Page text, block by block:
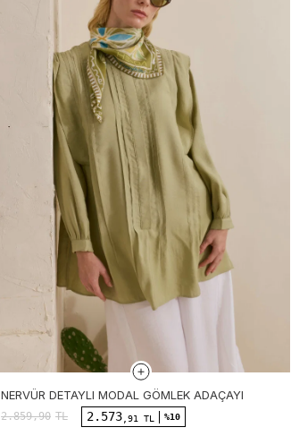
NERVÜR DETAYLI MODAL GÖMLEK ADAÇAYI
2.859,90 TL 2.573 ,91 TL %10